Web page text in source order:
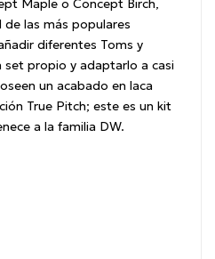
Maple o Concept Birch,
las más populares
diferentes Toms y
set propio y adaptarlo a casi
un acabado en laca
True Pitch; este es un kit
a la familia DW.